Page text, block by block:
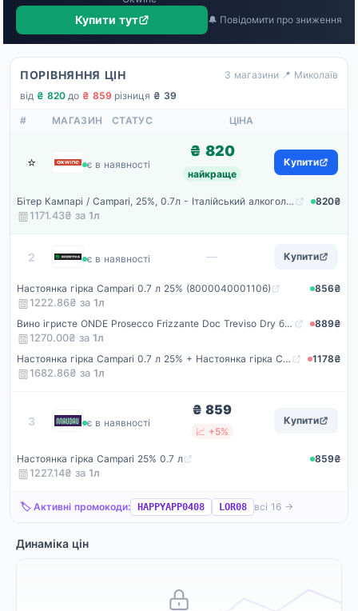
Купити тут 🔔 Повідомити про зниження
ПОРІВНЯННЯ ЦІН 3 магазини· 📍 Миколаїв
від ₴ 820·до ₴ 859·різниця ₴ 39
# МАГАЗИН СТАТУС ЦІНА
⭐ Okwine
є в наявності
₴ 820
найкраще
Купити
Бітер Кампарі / Campari, 25%, 0.7л - Італійський алкогольний аперитив коктейль
820₴
1171.43₴ за 1л
2 Rozetka
є в наявності — Купити
Настоянка гірка Campari 0.7 л 25% (8000040001106)
856₴
1222.86₴ за 1л
Вино ігристе ONDE Prosecco Frizzante Doc Treviso Dry біле сухе 0.75 л 11% (8000037000310) + Настоянка гірка Campari 0.7 л 25% (8000040001106)
889₴
1270.00₴ за 1л
Настоянка гірка Campari 0.7 л 25% + Настоянка гірка Campari 0.7 л 25% (8000040001106)
1178₴
1682.86₴ за 1л
3 Maudau
є в наявності
₴ 859
📈 +5%
Купити
Настоянка гірка Campari 25% 0.7 л
859₴
1227.14₴ за 1л
🏷️ Активні промокоди: HAPPYAPP0408 LOR08 всі 16 →
Динаміка цін